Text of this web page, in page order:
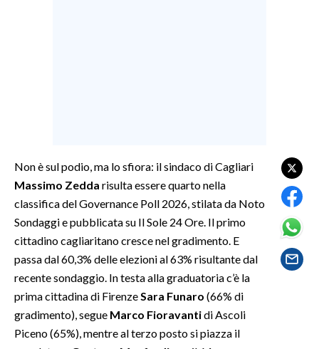
GOSSIP
SALUTE
SARDEGNA TURISMO
SARDI NEL MONDO
NOTIZIE
EVENTI
Non è sul podio, ma lo sfiora: il sindaco di Cagliari
Massimo Zedda risulta essere quarto nella
classifica del Governance Poll 2026, stilata da Noto
Sondaggi e pubblicata su Il Sole 24 Ore. Il primo
cittadino cagliaritano cresce nel gradimento. E
passa dal 60,3% delle elezioni al 63% risultante dal
recente sondaggio. In testa alla graduatoria c’è la
prima cittadina di Firenze Sara Funaro (66% di
gradimento), segue Marco Fioravantidi Ascoli
Piceno (65%), mentre al terzo posto si piazza il